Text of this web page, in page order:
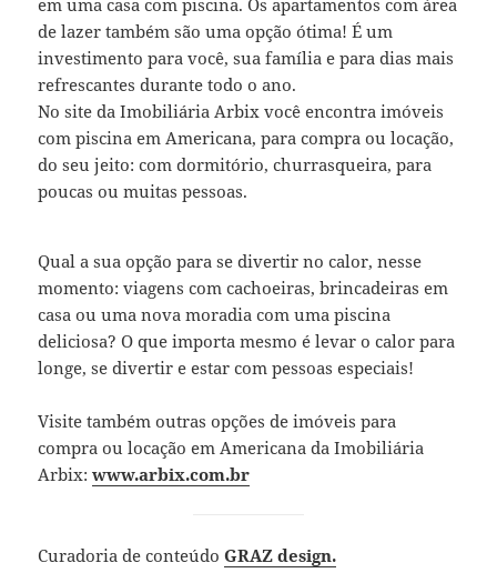
de lazer também são uma opção ótima! É um
investimento para você, sua família e para dias mais
refrescantes durante todo o ano.
No site da Imobiliária Arbix você encontra imóveis
com piscina em Americana, para compra ou locação,
do seu jeito: com dormitório, churrasqueira, para
poucas ou muitas pessoas.
Qual a sua opção para se divertir no calor, nesse
momento: viagens com cachoeiras, brincadeiras em
casa ou uma nova moradia com uma piscina
deliciosa? O que importa mesmo é levar o calor para
longe, se divertir e estar com pessoas especiais!
Visite também outras opções de imóveis para
compra ou locação em Americana da Imobiliária
Arbix:www.arbix.com.br
Curadoria de conteúdoGRAZ design.